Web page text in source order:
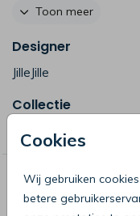
Cookies
Wij gebruiken
betere
bloemen plaats je
Toon meer
Designer
JilleJille
Collectie
Jille Jille Kaartjes
Deze
voor je